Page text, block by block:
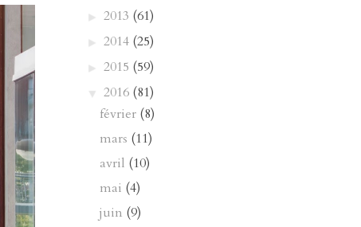
► 2013 (61)
► 2014 (25)
► 2015 (59)
▼ 2016 (81)
février (8)
mars (11)
avril (10)
mai (4)
juin (9)